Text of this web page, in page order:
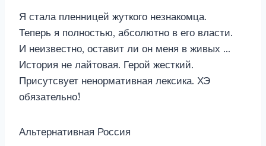
Я стала пленницей жуткого незнакомца.
Теперь я полностью, абсолютно в его власти.
И неизвестно, оставит ли он меня в живых …
История не лайтовая. Герой жесткий.
Присутсвует ненормативная лексика. ХЭ
обязательно!
Альтернативная Россия